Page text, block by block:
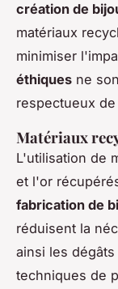
création de
matériaux
minimiser
éthiques ne
respectueux
Matériaux
L'utilisation de
et l'or
fabrication de
réduisent la
ainsi les
techniques de